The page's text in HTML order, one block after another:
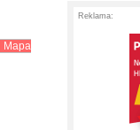
Reklama:
Mapa